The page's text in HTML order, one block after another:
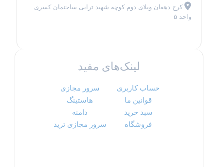
کرج دهقان ویلای دوم کوچه شهید ترابی ساختمان کسری
واحد ۵
لینک‌های مفید
حساب کاربری
قوانین ما
سبد خرید
فروشگاه
سرور مجازی
هاستینگ
دامنه
سرور مجازی ترید